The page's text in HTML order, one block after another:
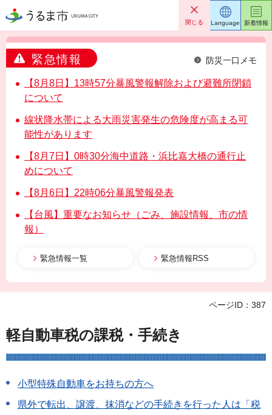
うるま市 閉じる
緊急情報 防災一口メモ
【8月8日】13時57分暴風警報解除および避難所閉鎖
について
線状降水帯による大雨災害発生の危険度が高まる可
能性があります
【8月7日】0時30分海中道路・浜比嘉大橋の通行止
めについて
【8月6日】22時06分暴風警報発表
【台風】重要なお知らせ（ごみ、施設情報、市の情
報）
緊急情報一覧 緊急情報RSS
Language 新着情報
ページID：387
軽自動車税の課税・手続き
小型特殊自動車をお持ちの方へ
県外で転出、譲渡、抹消などの手続きを行った人は「税